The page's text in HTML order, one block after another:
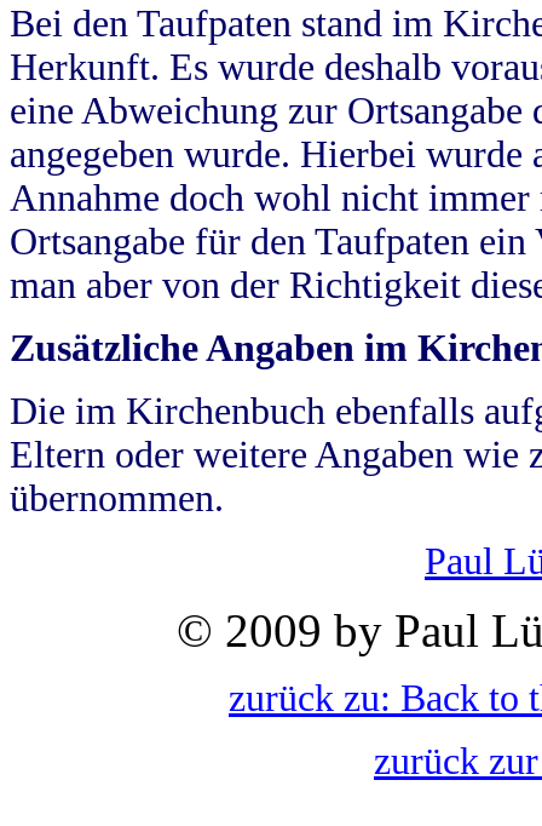
Bei den Taufpaten stand im
Herkunft. Es wurde deshalb
eine Abweichung zur
angegeben wurde. Hierbei wurde
Annahme doch wohl nicht
Ortsangabe für den Taufpaten
man aber von der Richtigkeit
Zusätzliche Angaben im
Die im Kirchenbuch ebenfalls
Eltern oder weitere Angaben wie
übernommen.
Paul
© 2009 by Paul
zurück zu: Back to
zurück